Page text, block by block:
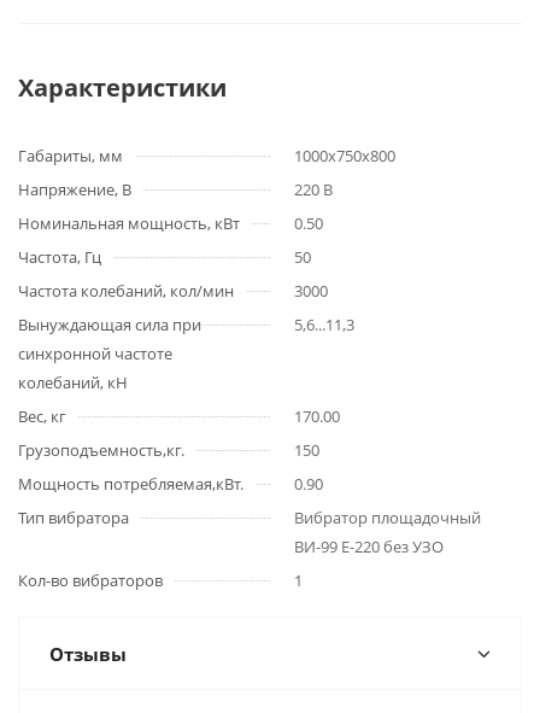
Характеристики
Габариты, мм
1000x750x800
Напряжение, В
220 В
Номинальная мощность, кВт
0.50
Частота, Гц
50
Частота колебаний, кол/мин
3000
Вынуждающая сила при
синхронной частоте
колебаний, кН
5,6...11,3
Вес, кг
170.00
Грузоподъемность,кг.
150
Мощность потребляемая,кВт.
0.90
Тип вибратора
Вибратор площадочный
ВИ-99 Е-220 без УЗО
Кол-во вибраторов
1
Отзывы